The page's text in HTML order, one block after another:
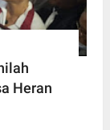
Heran